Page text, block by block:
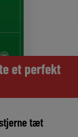
et perfekt
tæt